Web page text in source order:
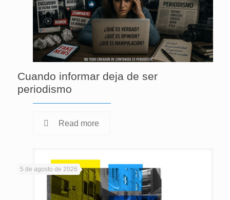
Cuando informar deja de ser
periodismo
Read more
5 de agosto de 2026